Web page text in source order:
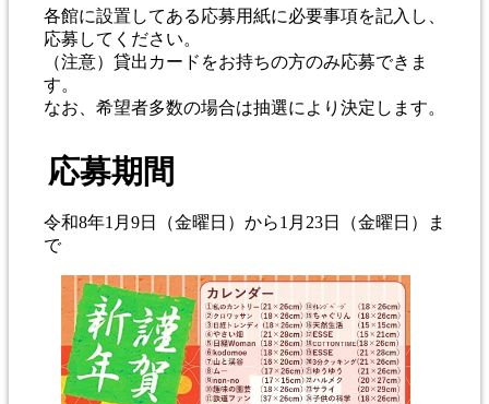
各館に設置してある応募用紙に必要事項を記入し、
応募してください。
（注意）貸出カードをお持ちの方のみ応募できま
す。
なお、希望者多数の場合は抽選により決定します。
応募期間
令和8年1月9日（金曜日）から1月23日（金曜日）ま
で